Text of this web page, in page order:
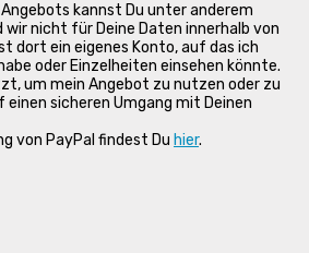
kannst Du unter anderem
wir nicht für Deine Daten innerhalb von
dort ein eigenes Konto, auf das ich
oder Einzelheiten einsehen könnte.
um mein Angebot zu nutzen oder zu
sicheren Umgang mit Deinen
von PayPal findest Du hier.